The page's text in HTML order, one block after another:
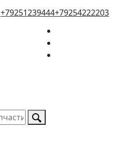
+79251239444+79254222203